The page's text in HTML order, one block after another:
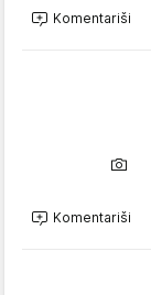
Komentariši
Komentariši